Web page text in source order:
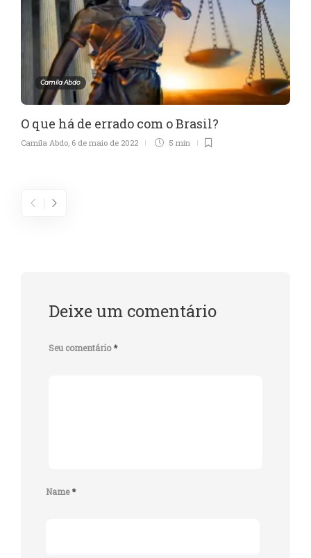
Camila Abdo
O que há de errado com o Brasil?
Camila Abdo 6 de maio de 2022 5 min
Deixe um comentário
Seu comentário*
Name*